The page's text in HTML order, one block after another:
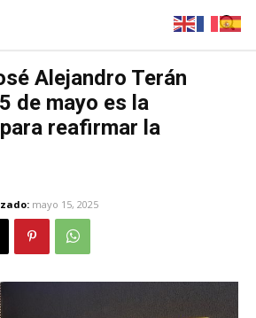
Alejandro Terán
de mayo es la
reafirmar la
mayo 15, 2025